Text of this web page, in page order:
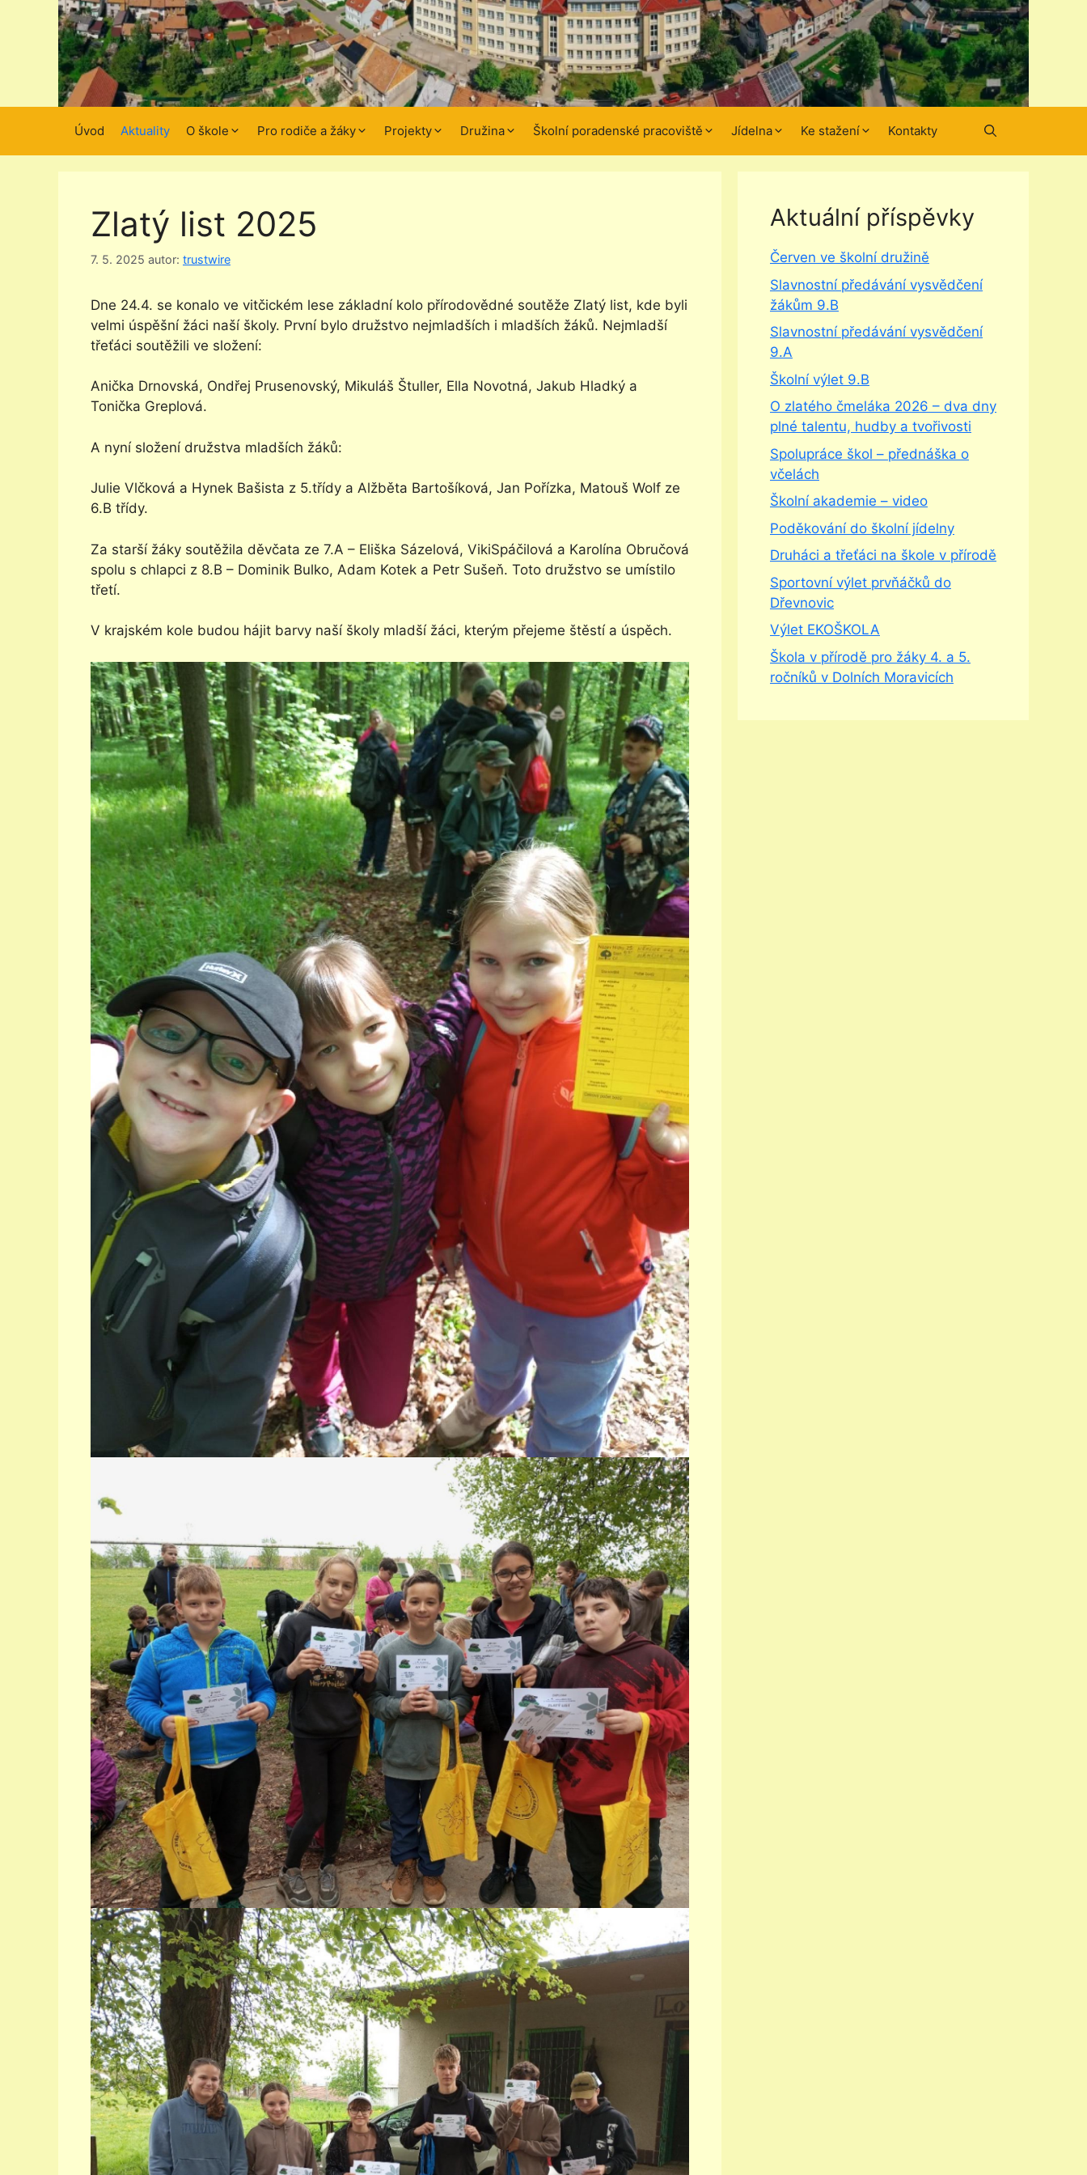
Úvod Aktuality O škole Pro rodiče a žáky Projekty Družina Školní poradenské pracoviště Jídelna Ke stažení Kontakty
Zlatý list 2025
7. 5. 2025 autor: trustwire
Dne 24.4. se konalo ve vitčickém lese základní kolo přírodovědné soutěže Zlatý list, kde byli
velmi úspěšní žáci naší školy. První bylo družstvo nejmladších i mladších žáků. Nejmladší
třeťáci soutěžili ve složení:
Anička Drnovská, Ondřej Prusenovský, Mikuláš Štuller, Ella Novotná, Jakub Hladký a
Tonička Greplová.
A nyní složení družstva mladších žáků:
Julie Vlčková a Hynek Bašista z 5.třídy a Alžběta Bartošíková, Jan Pořízka, Matouš Wolf ze
6.B třídy.
Za starší žáky soutěžila děvčata ze 7.A – Eliška Sázelová, VikiSpáčilová a Karolína Obručová
spolu s chlapci z 8.B – Dominik Bulko, Adam Kotek a Petr Sušeň. Toto družstvo se umístilo
třetí.
V krajském kole budou hájit barvy naší školy mladší žáci, kterým přejeme štěstí a úspěch.
Aktuální příspěvky
Červen ve školní družině
Slavnostní předávání vysvědčení
žákům 9.B
Slavnostní předávání vysvědčení
9.A
Školní výlet 9.B
O zlatého čmeláka 2026 – dva dny
plné talentu, hudby a tvořivosti
Spolupráce škol – přednáška o
včelách
Školní akademie – video
Poděkování do školní jídelny
Druháci a třeťáci na škole v přírodě
Sportovní výlet prvňáčků do
Dřevnovic
Výlet EKOŠKOLA
Škola v přírodě pro žáky 4. a 5.
ročníků v Dolních Moravicích